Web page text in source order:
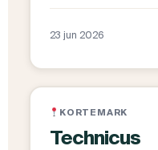
23 jun 2026
KORTEMARK
Technicus